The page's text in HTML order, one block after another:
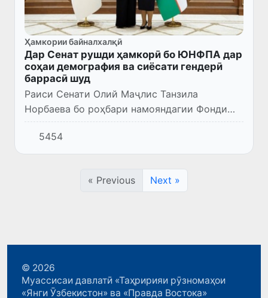
Ҳамкории байналхалқӣ
Дар Сенат рушди ҳамкорӣ бо ЮНФПА дар
соҳаи демография ва сиёсати гендерӣ
баррасӣ шуд
Раиси Сенати Олий Маҷлис Танзила
Норбаева бо роҳбари намояндагии Фонди
СММ оид ба масъалаҳои аҳолӣ (ЮНФПА) дар
Ӯзбекистон Нигина Аббосзода мулоқот
анҷом дод.
5454
« Previous Next »
© 2026
Муассисаи давлатӣ «Таҳририяи рӯзномаҳои
«Янги Ӯзбекистон» ва «Правда Востока»